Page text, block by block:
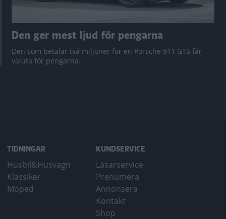
Den ger mest ljud för pengarna
Den som betalar två miljoner för en Porsche 911 GTS får
valuta för pengarna.
TIDNINGAR
Husbil&Husvagn
Klassiker
Moped
KUNDSERVICE
Läsarservice
Prenumera
Annonsera
Kontakt
Shop